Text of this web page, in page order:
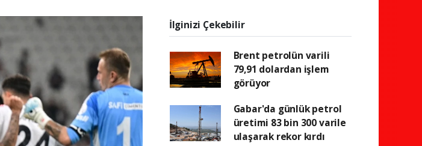
İlginizi Çekebilir
Brent petrolün varili
79,91 dolardan işlem
görüyor
Gabar'da günlük petrol
üretimi 83 bin 300 varile
ulaşarak rekor kırdı